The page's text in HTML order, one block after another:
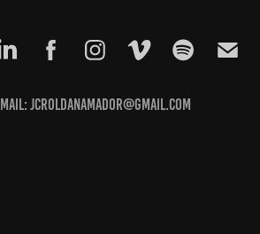
mail: jcroldanamador@gmail.com